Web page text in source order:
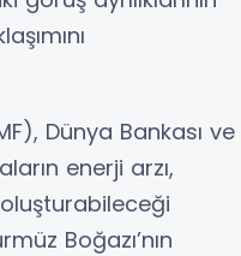
Dünya Bankası ve
enerji arzı,
Boğazı’nın